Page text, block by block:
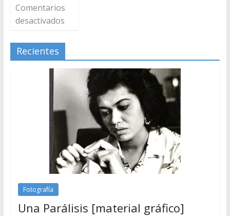
Comentarios
desactivados
Recientes
Fotografía
Una Parálisis [material gráfico]